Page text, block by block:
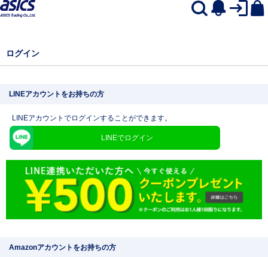
ログイン
LINEアカウントをお持ちの方
LINEアカウントでログインすることができます。
LINEでログイン
Amazonアカウントをお持ちの方